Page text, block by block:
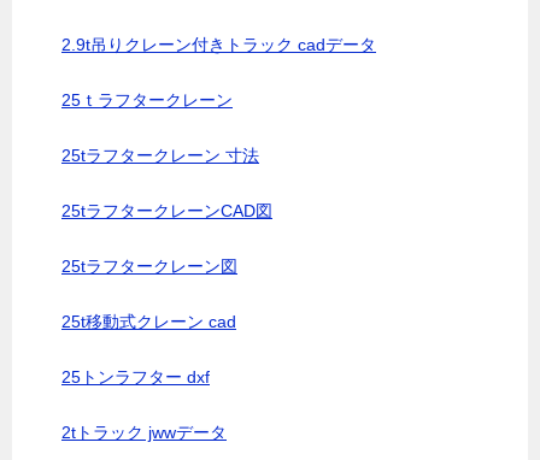
2.9t吊りクレーン付きトラック cadデータ
25ｔラフタークレーン
25tラフタークレーン 寸法
25tラフタークレーンCAD図
25tラフタークレーン図
25t移動式クレーン cad
25トンラフター dxf
2tトラック jwwデータ